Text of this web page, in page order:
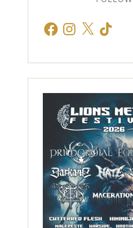
FacebookInstagram
X TikTok